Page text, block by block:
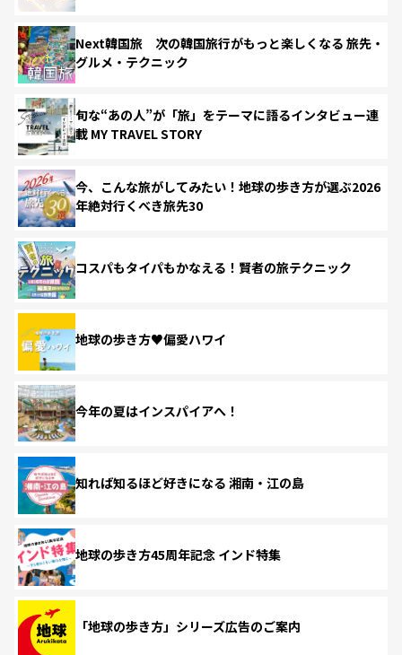
Next韓国旅 次の韓国旅行がもっと楽しくなる 旅先・
グルメ・テクニック
旬な“あの人”が「旅」をテーマに語るインタビュー連
載 MY TRAVEL STORY
今、こんな旅がしてみたい！地球の歩き方が選ぶ2026
年絶対行くべき旅先30
コスパもタイパもかなえる！賢者の旅テクニック
地球の歩き方♥偏愛ハワイ
今年の夏はインスパイアへ！
知れば知るほど好きになる 湘南・江の島
地球の歩き方45周年記念 インド特集
「地球の歩き方」シリーズ広告のご案内